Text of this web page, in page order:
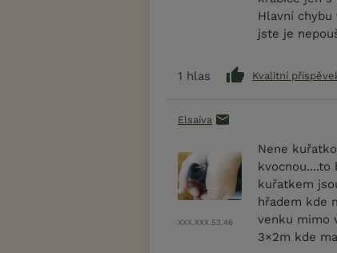
Hlavní
jste je
1 hlas Kvalitní
Elsaiva
XXX.XXX.53.46
Nene
kvocnou....to
kuřatkem
hřadem kde
venku mimo
3×2m kde